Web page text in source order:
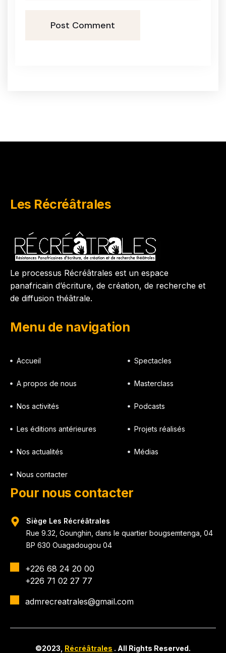
Post Comment
Les Récréâtrales
Le processus Récréâtrales est un espace
panafricain d’écriture, de création, de recherche et
de diffusion théâtrale.
Menu de navigation
Accueil
A propos de nous
Nos activités
Les éditions antérieures
Nos actualités
Nous contacter
Spectacles
Masterclass
Podcasts
Projets réalisés
Médias
Pour nous contacter
Siège Les Récréâtrales
Rue 9.32, Gounghin, dans le quartier bougsemtenga, 04
BP 630 Ouagadougou 04
+226 68 24 20 00
+226 71 02 27 77
admrecreatrales@gmail.com
©2023, Récréâtrales . All Rights Reserved.